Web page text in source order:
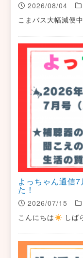
2026/08/04
こまバス大幅減便
よっちゃん通信
た！
2026/07/15
こんにちは
しば